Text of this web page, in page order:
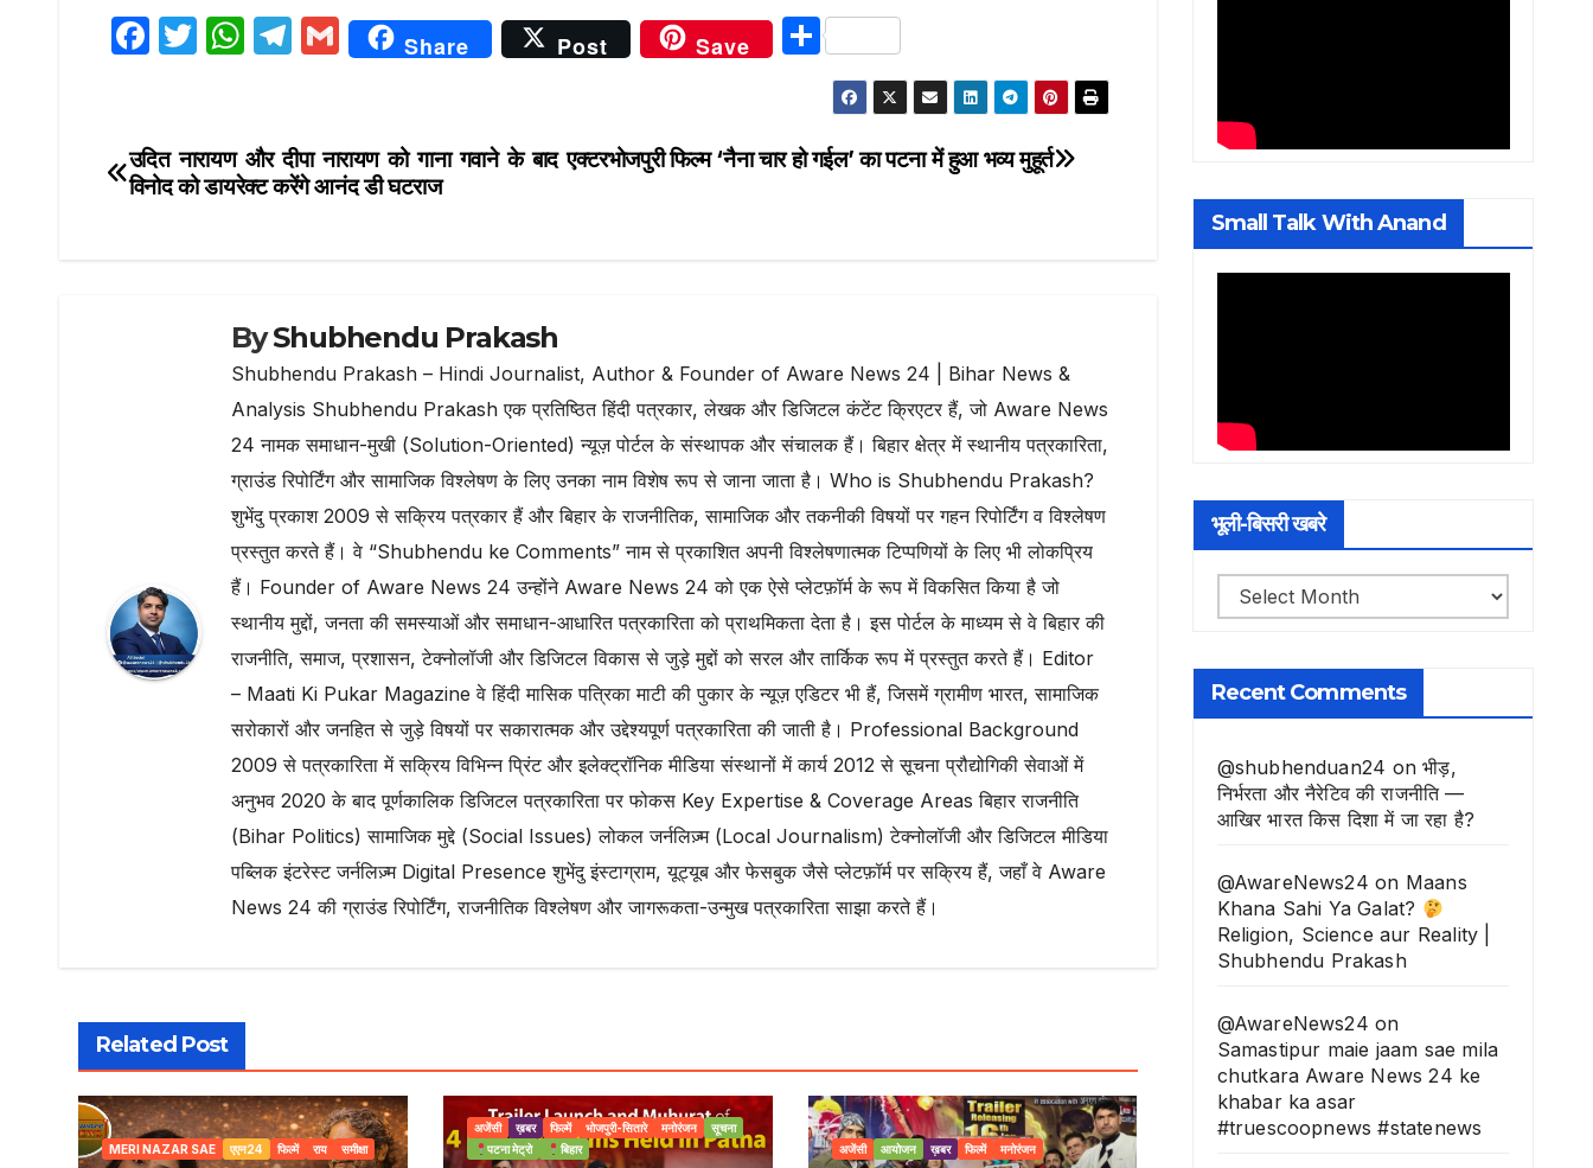
F
e
b
T
te
r
W
s
A
T
g
ra
G
m
l
Share Post Save
S
h
ar
e
Post
भोजपुरी फिल्‍म ‘नैना चार हो गईल’ का पटना में हुआ भव्‍य मुहूर्त
उदित नारायण और दीपा नारायण को गाना गवाने के बाद एक्टर
विनोद को डायरेक्ट करेंगे आनंद डी घटराज
ByShubhendu Prakash
Shubhendu Prakash – Hindi Journalist, Author & Founder of Aware News 24 | Bihar News &
Analysis Shubhendu Prakash एक प्रतिष्ठित हिंदी पत्रकार, लेखक और डिजिटल कंटेंट क्रिएटर हैं, जो Aware News
24 नामक समाधान-मुखी (Solution-Oriented) न्यूज़ पोर्टल के संस्थापक और संचालक हैं। बिहार क्षेत्र में स्थानीय पत्रकारिता,
ग्राउंड रिपोर्टिंग और सामाजिक विश्लेषण के लिए उनका नाम विशेष रूप से जाना जाता है। Who is Shubhendu Prakash?
शुभेंदु प्रकाश 2009 से सक्रिय पत्रकार हैं और बिहार के राजनीतिक, सामाजिक और तकनीकी विषयों पर गहन रिपोर्टिंग व विश्लेषण
प्रस्तुत करते हैं। वे “Shubhendu ke Comments” नाम से प्रकाशित अपनी विश्लेषणात्मक टिप्पणियों के लिए भी लोकप्रिय
हैं। Founder of Aware News 24 उन्होंने Aware News 24 को एक ऐसे प्लेटफ़ॉर्म के रूप में विकसित किया है जो
स्थानीय मुद्दों, जनता की समस्याओं और समाधान-आधारित पत्रकारिता को प्राथमिकता देता है। इस पोर्टल के माध्यम से वे बिहार की
राजनीति, समाज, प्रशासन, टेक्नोलॉजी और डिजिटल विकास से जुड़े मुद्दों को सरल और तार्किक रूप में प्रस्तुत करते हैं। Editor
– Maati Ki Pukar Magazine वे हिंदी मासिक पत्रिका माटी की पुकार के न्यूज़ एडिटर भी हैं, जिसमें ग्रामीण भारत, सामाजिक
सरोकारों और जनहित से जुड़े विषयों पर सकारात्मक और उद्देश्यपूर्ण पत्रकारिता की जाती है। Professional Background
2009 से पत्रकारिता में सक्रिय विभिन्न प्रिंट और इलेक्ट्रॉनिक मीडिया संस्थानों में कार्य 2012 से सूचना प्रौद्योगिकी सेवाओं में
अनुभव 2020 के बाद पूर्णकालिक डिजिटल पत्रकारिता पर फोकस Key Expertise & Coverage Areas बिहार राजनीति
(Bihar Politics) सामाजिक मुद्दे (Social Issues) लोकल जर्नलिज़्म (Local Journalism) टेक्नोलॉजी और डिजिटल मीडिया
पब्लिक इंटरेस्ट जर्नलिज़्म Digital Presence शुभेंदु इंस्टाग्राम, यूट्यूब और फेसबुक जैसे प्लेटफ़ॉर्म पर सक्रिय हैं, जहाँ वे Aware
News 24 की ग्राउंड रिपोर्टिंग, राजनीतिक विश्लेषण और जागरूकता-उन्मुख पत्रकारिता साझा करते हैं।
Related Post
MERI NAZAR SAE एएन24 फिल्में राय समीक्षा
अजेंसी ख़बर फिल्में भोजपुरी-सितारे मनोरंजन
सूचना
पटना मेट्रो
बिहार अजेंसी आयोजन ख़बर फिल्में मनोरंजन
Small Talk With Anand
भूली-बिसरी खबरे
भूली-
बिसरी
Recent Comments
@shubhenduan24 onभीड़,
निर्भरता और नैरेटिव की राजनीति —
आखिर भारत किस दिशा में जा रहा है?
@AwareNews24 on Maans
Khana Sahi Ya Galat?
Religion, Science aur Reality |
Shubhendu Prakash
@AwareNews24 on
Samastipur maie jaam sae mila
chutkara Aware News 24 ke
khabar ka asar
#truescoopnews #statenews